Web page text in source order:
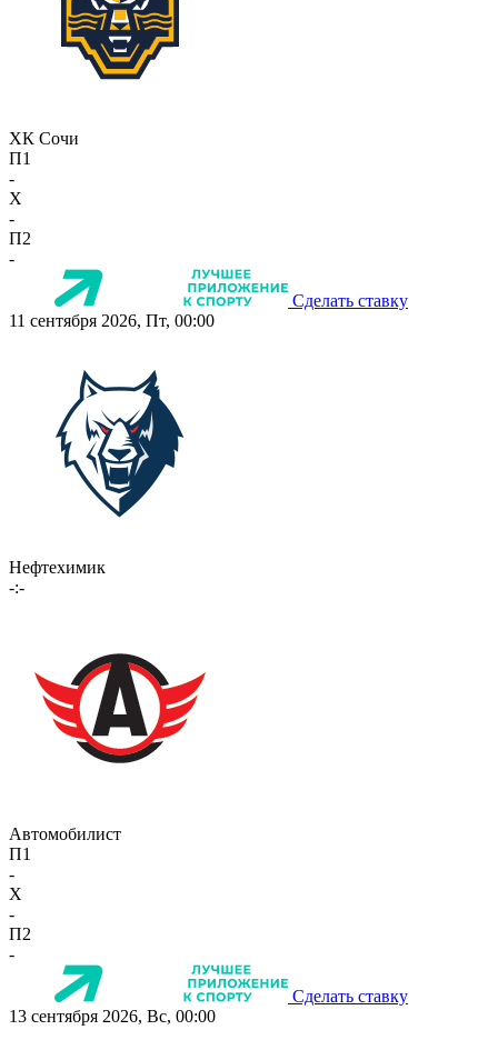
ХК Сочи
П1
-
X
-
П2
-
Сделать ставку
11 сентября 2026, Пт, 00:00
Нефтехимик
-:-
Автомобилист
П1
-
X
-
П2
-
Сделать ставку
13 сентября 2026, Вс, 00:00